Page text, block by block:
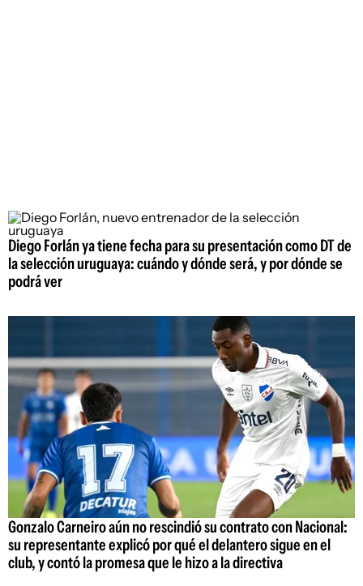
Diego Forlán ya tiene fecha para su presentación como DT de
la selección uruguaya: cuándo y dónde será, y por dónde se
podrá ver
Gonzalo Carneiro aún no rescindió su contrato con Nacional:
su representante explicó por qué el delantero sigue en el
club, y contó la promesa que le hizo a la directiva